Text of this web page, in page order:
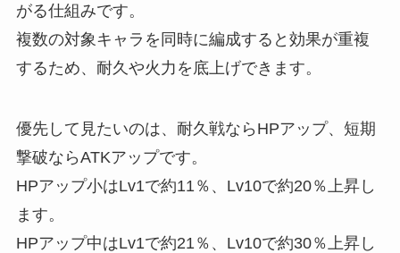
がる仕組みです。
複数の対象キャラを同時に編成すると効果が重複
するため、耐久や火力を底上げできます。
優先して見たいのは、耐久戦ならHPアップ、短期
撃破ならATKアップです。
HPアップ小はLv1で約11％、Lv10で約20％上昇し
ます。
HPアップ中はLv1で約21％、Lv10で約30％上昇し